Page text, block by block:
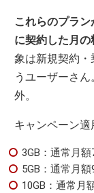
これらのプラ
に契約した月
象は新規契約・
うユーザーさ
外。
キャンペーン適
3GB：通常月
5GB：通常月
10GB：通常月